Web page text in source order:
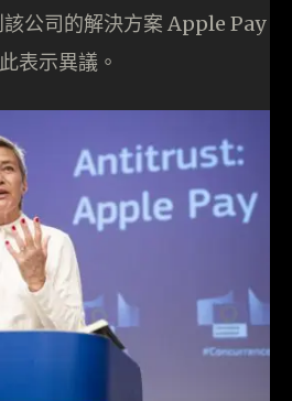
公司的解決方案 Apple Pay
表示異議。